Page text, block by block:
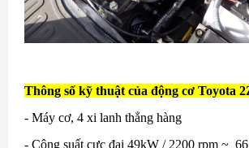
Thông số kỹ thuật của động cơ Toyota
- Máy cơ, 4 xi lanh thẳng hàng
- Công suất cực đại 49kW / 2200 rpm ~ 66